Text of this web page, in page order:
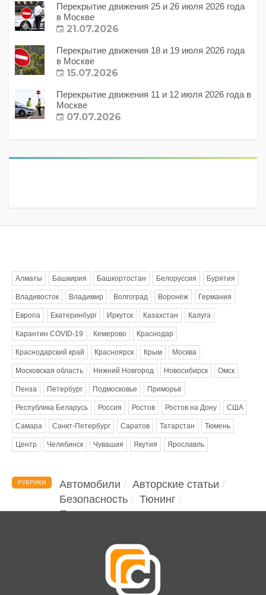
Перекрытие движения 25 и 26 июля 2026 года
в Москве
21.07.2026
Перекрытие движения 18 и 19 июля 2026 года
в Москве
15.07.2026
Перекрытие движения 11 и 12 июля 2026 года в
Москве
07.07.2026
Алматы Башкирия Башкортостан Белоруссия Бурятия
Владивосток Владимир Волгоград Воронеж Германия
Европа Екатеринбург Иркутск Казахстан Калуга
Карантин COVID-19 Кемерово Краснодар
Краснодарский край Красноярск Крым Москва
Московская область Нижний Новгород Новосибирск Омск
Пенза Петербург Подмосковье Приморье
Республика Беларусь Россия Ростов Ростов на Дону США
Самара Санкт-Петербург Саратов Татарстан Тюмень
Центр Челябинск Чувашия Якутия Ярославль
РУБРИКИ Автомобили
Авторские статьи
Безопасность
Тюнинг
Помощь водителю